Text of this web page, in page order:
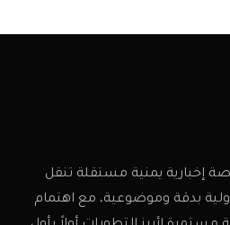
إخبارية يمنية مستقلة تنقل
بدقة وموضوعية، مع اهتمام